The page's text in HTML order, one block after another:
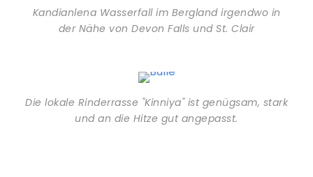
Kandianlena Wasserfall im Bergland irgendwo in
der Nähe von Devon Falls und St. Clair
Die lokale Rinderrasse "Kinniya" ist genügsam, stark
und an die Hitze gut angepasst.